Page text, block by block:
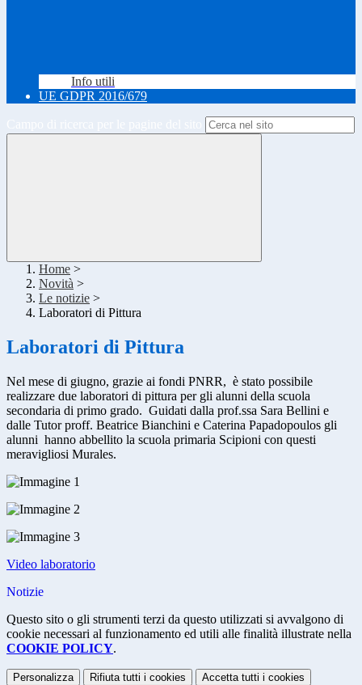
Info utili
UE GDPR 2016/679
Home >
Novità >
Le notizie >
Laboratori di Pittura
Laboratori di Pittura
Nel mese di giugno, grazie ai fondi PNRR, è stato possibile
realizzare due laboratori di pittura per gli alunni della scuola
secondaria di primo grado. Guidati dalla prof.ssa Sara Bellini e
dalle Tutor proff. Beatrice Bianchini e Caterina Papadopoulos gli
alunni hanno abbellito la scuola primaria Scipioni con questi
meravigliosi Murales.
Video laboratorio
Notizie
Questo sito o gli strumenti terzi da questo utilizzati si avvalgono di
cookie necessari al funzionamento ed utili alle finalità illustrate nella
COOKIE POLICY.
Personalizza Rifiuta tutti i cookies Accetta tutti i cookies